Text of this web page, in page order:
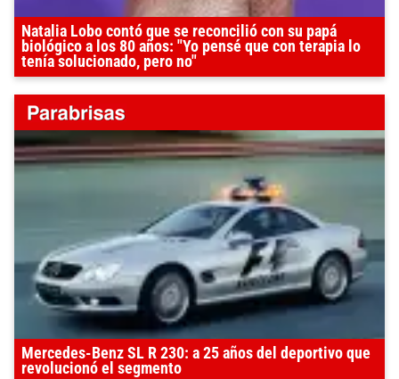
Natalia Lobo contó que se reconcilió con su papá
biológico a los 80 años: "Yo pensé que con terapia lo
tenía solucionado, pero no"
Mercedes-Benz SL R 230: a 25 años del deportivo que
revolucionó el segmento